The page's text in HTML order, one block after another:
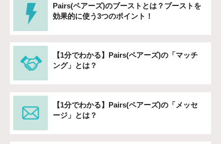
Pairs(ペアーズ)のブーストとは？ブーストを
効果的に使う3つのポイント！
【1分でわかる】Pairs(ペアーズ)の「マッチ
ング」とは？
【1分でわかる】Pairs(ペアーズ)の「メッセ
ージ」とは？